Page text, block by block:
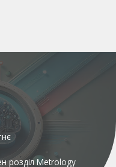
розділ Metrology